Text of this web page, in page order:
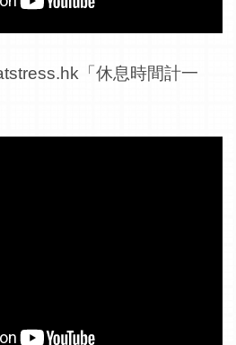
「休息時間計一